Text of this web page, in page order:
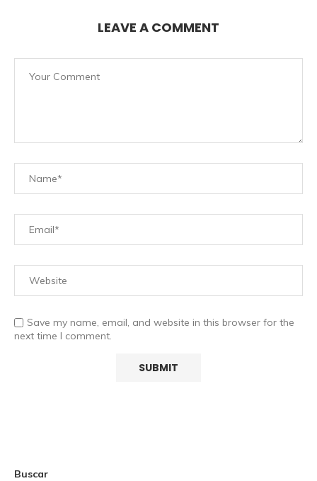
LEAVE A COMMENT
Save my name, email, and website in this browser for the
next time I comment.
Buscar